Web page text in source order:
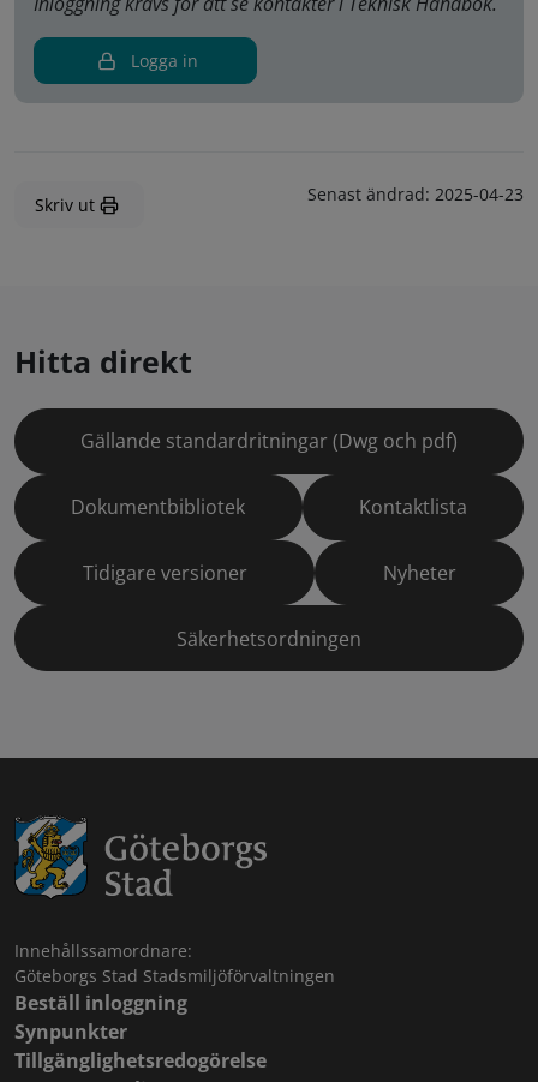
Logga in
Skriv ut Senast ändrad: 2025-04-23
Hitta direkt
Gällande standardritningar (Dwg och pdf)
Dokumentbibliotek Kontaktlista
Tidigare versioner Nyheter
Säkerhetsordningen
Innehållssamordnare:
Göteborgs Stad Stadsmiljöförvaltningen
Beställ inloggning
Synpunkter
Tillgänglighetsredogörelse